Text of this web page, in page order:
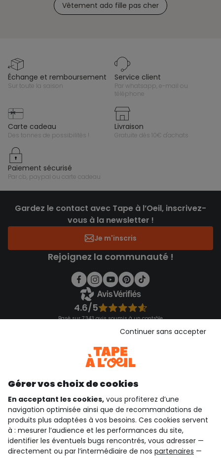
Vêtement ado fille pas cher
échange et remboursement
sur toute la saison
service client
par whatsapp, e-mail ou
téléphone
carte cadeau
des tonnes de possibilités !
livraison
gratuite dès 10€ d'achats
paiement sécurisé
par cb, paypal ou carte cadeau
Gardez le contact avec Tape à l’Oeil, inscrivez-
vous à la newsletter !
Je m'inscris
Rejoignez la communauté !
4.6/5
Basé sur 7 343 avis soumis à un contrôle
Consulter les CGU
qui sommes-nous ?
besoin d'aide ?
Gérer vos choix de cookies
En acceptant les cookies, vous profiterez d’une
navigation optimisée ainsi que de recommandations de
produits plus adaptées à vos besoins. Ces cookies servent
à : mesurer l’audience et les performances du site,
identifier les éventuels bugs rencontrés, vous adresser —
directement ou par l’intermédiaire de nos partenaires —
Continuer sans accepter